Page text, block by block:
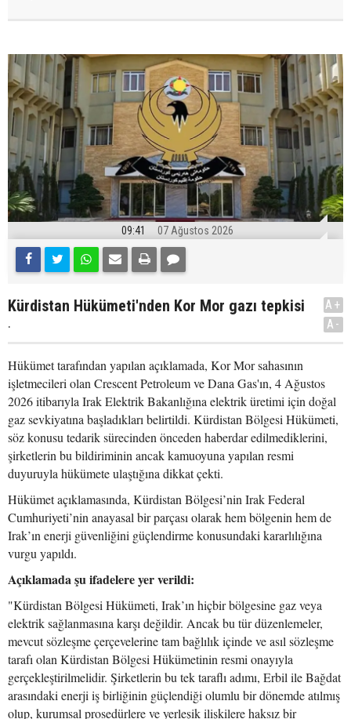
09:41 07 Ağustos 2026
Kürdistan Hükümeti'nden Kor Mor gazı tepkisi
.
A+
A-
Hükümet tarafından yapılan açıklamada, Kor Mor sahasının
işletmecileri olan Crescent Petroleum ve Dana Gas'ın, 4 Ağustos
2026 itibarıyla Irak Elektrik Bakanlığına elektrik üretimi için doğal
gaz sevkiyatına başladıkları belirtildi. Kürdistan Bölgesi Hükümeti,
söz konusu tedarik sürecinden önceden haberdar edilmediklerini,
şirketlerin bu bildiriminin ancak kamuoyuna yapılan resmi
duyuruyla hükümete ulaştığına dikkat çekti.
Hükümet açıklamasında, Kürdistan Bölgesi’nin Irak Federal
Cumhuriyeti’nin anayasal bir parçası olarak hem bölgenin hem de
Irak’ın enerji güvenliğini güçlendirme konusundaki kararlılığına
vurgu yapıldı.
Açıklamada şu ifadelere yer verildi:
"Kürdistan Bölgesi Hükümeti, Irak’ın hiçbir bölgesine gaz veya
elektrik sağlanmasına karşı değildir. Ancak bu tür düzenlemeler,
mevcut sözleşme çerçevelerine tam bağlılık içinde ve asıl sözleşme
tarafı olan Kürdistan Bölgesi Hükümetinin resmi onayıyla
gerçekleştirilmelidir. Şirketlerin bu tek taraflı adımı, Erbil ile Bağdat
arasındaki enerji iş birliğinin güçlendiği olumlu bir dönemde atılmış
olup, kurumsal prosedürlere ve yerleşik ilişkilere haksız bir